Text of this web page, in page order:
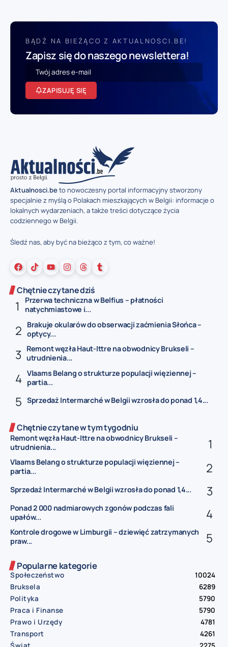
BĄDŹ NA BIEŻĄCO Z AKTUALNOSCI.BE!
Zapisz się do naszego newslettera!
ZAPISUJĘ SIĘ
Aktualnosci.beto nowoczesny portal informacyjny stworzony
specjalnie z myślą o Polakach mieszkających w Belgii: informacje o
lokalnych wydarzeniach, a także treści dotyczące życia
codziennego w Belgii.
Śledź nas, aby być na bieżąco z tym, co ważne!
Chętnie czytane dziś
Przerwa techniczna w Belfius – płatności
natychmiastowe i...
Brakuje okularów do obserwacji zaćmienia Słońca –
optycy...
Remont węzła Haut-Ittre na obwodnicy Brukseli –
utrudnienia...
Vlaams Belang o strukturze populacji więziennej –
partia...
Sprzedaż Intermarché w Belgii wzrosła do ponad 1,4...
Chętnie czytane w tym tygodniu
Remont węzła Haut-Ittre na obwodnicy Brukseli –
utrudnienia...
Vlaams Belang o strukturze populacji więziennej –
partia...
Sprzedaż Intermarché w Belgii wzrosła do ponad 1,4...
Ponad 2 000 nadmiarowych zgonów podczas fali
upałów...
Kontrole drogowe w Limburgii – dziewięć zatrzymanych
praw...
Popularne kategorie
Społeczeństwo
10024
Bruksela
6289
Polityka
5790
Praca i Finanse
5790
Prawo i Urzędy
4781
Transport
4261